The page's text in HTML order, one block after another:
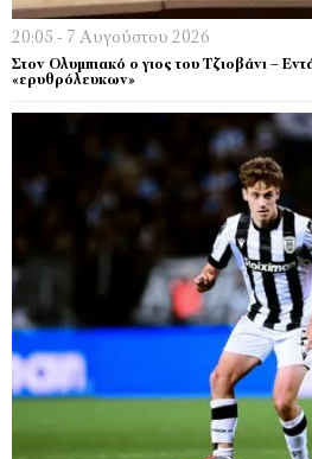
20:05 - 7 Αυγούστου 2026
Στον Ολυμπιακό ο γιος του Τζιοβάνι –
«ερυθρόλευκων»